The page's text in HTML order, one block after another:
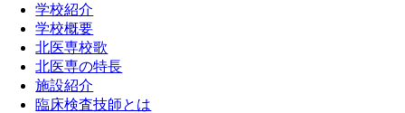
学校紹介
学校概要
北医専校歌
北医専の特長
施設紹介
臨床検査技師とは